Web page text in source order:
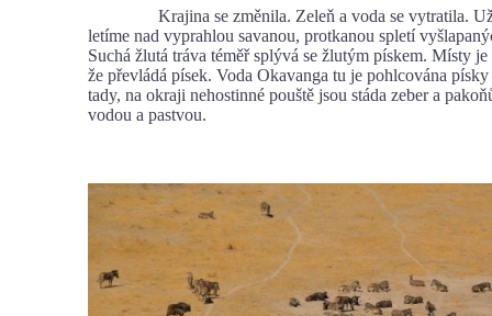
Krajina se změnila. Zeleň a voda se vytratila. Už
letíme nad vyprahlou savanou, protkanou spletí
Suchá žlutá tráva téměř splývá se žlutým pískem. Místy
že převládá písek. Voda Okavanga tu je pohlcována
tady, na okraji nehostinné pouště jsou stáda zeber a
vodou a pastvou.